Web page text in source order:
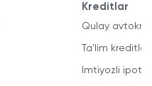
Kreditlar
Qulay
Ta'lim kreditlari
Imtiyozli